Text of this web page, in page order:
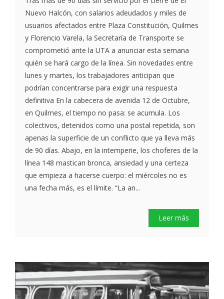
Nuevo Halcón, con salarios adeudados y miles de
usuarios afectados entre Plaza Constitución, Quilmes
y Florencio Varela, la Secretaría de Transporte se
comprometió ante la UTA a anunciar esta semana
quién se hará cargo de la línea. Sin novedades entre
lunes y martes, los trabajadores anticipan que
podrían concentrarse para exigir una respuesta
definitiva En la cabecera de avenida 12 de Octubre,
en Quilmes, el tiempo no pasa: se acumula. Los
colectivos, detenidos como una postal repetida, son
apenas la superficie de un conflicto que ya lleva más
de 90 días. Abajo, en la intemperie, los choferes de la
línea 148 mastican bronca, ansiedad y una certeza
que empieza a hacerse cuerpo: el miércoles no es
una fecha más, es el límite. “La an...
Leer más